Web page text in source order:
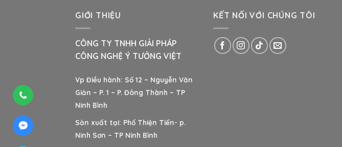
GIỚI THIỆU
CÔNG TY TNHH GIẢI PHÁP
CÔNG NGHỆ Ý TƯỞNG VIỆT
Vp Điều hành: Số 12 – Nguyễn Văn
Giản – P. 1 – P. Đông Thành – TP
Ninh Bình
Sản xuất tại: Phố Thiện Tiến- p.
Ninh Sơn – TP Ninh Bình
KẾT NỐI VỚI CHÚNG TÔI